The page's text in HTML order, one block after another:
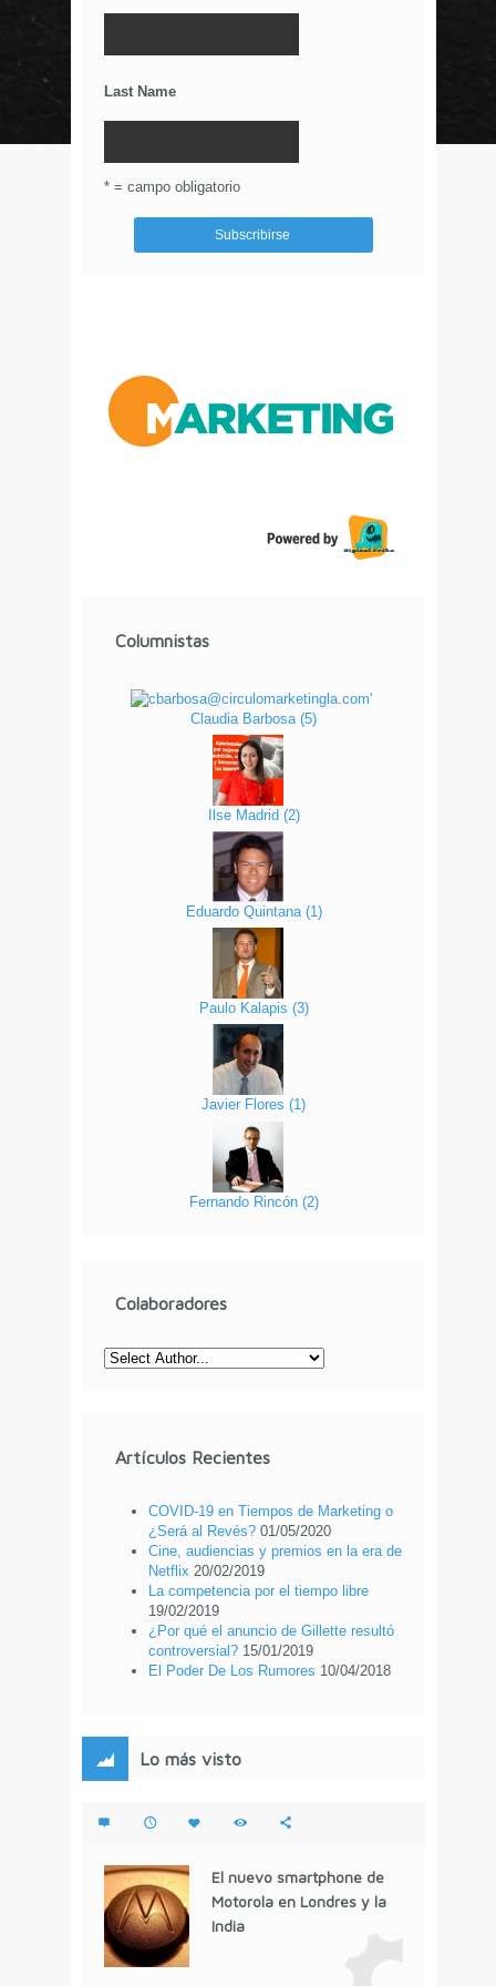
Last Name
* = campo obligatorio
Columnistas
Claudia Barbosa (5)
Ilse Madrid (2)
Eduardo Quintana (1 )
Paulo Kalapis (3)
Javier Flores (1)
Fernando Rincón (2)
Colaboradores
Artículos Recientes
COVID-19 en Tiempos de Marketing o
¿Será al Revés? 01/05/2020
Cine, audiencias y premios en la era de
Netflix 20/02/2019
La competencia por el tiempo libre
19/02/2019
¿Por qué el anuncio de Gillette resultó
controversial? 15/01/2019
El Poder De Los Rumores 10/04/2018
Lo más visto
El nuevo smartphone de
Motorola en Londres y la
India
© Circulo Marketing 2016. Todos los derechos
reservados.
Aviso de Privacidad